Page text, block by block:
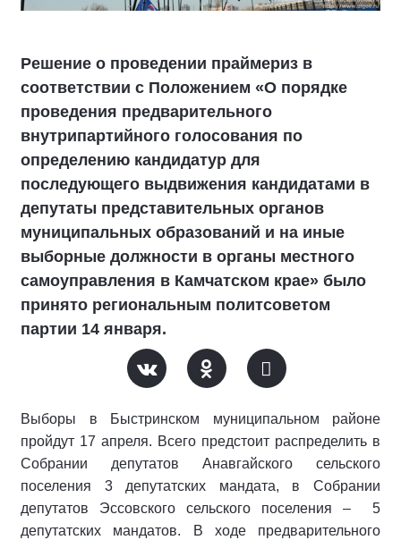
Решение о проведении праймериз в
соответствии с Положением «О порядке
проведения предварительного
внутрипартийного голосования по
определению кандидатур для
последующего выдвижения кандидатами в
депутаты представительных органов
муниципальных образований и на иные
выборные должности в органы местного
самоуправления в Камчатском крае» было
принято региональным политсоветом
партии 14 января.
Выборы в Быстринском муниципальном районе
пройдут 17 апреля. Всего предстоит распределить в
Собрании депутатов Анавгайского сельского
поселения 3 депутатских мандата, в Собрании
депутатов Эссовского сельского поселения – 5
депутатских мандатов. В ходе предварительного